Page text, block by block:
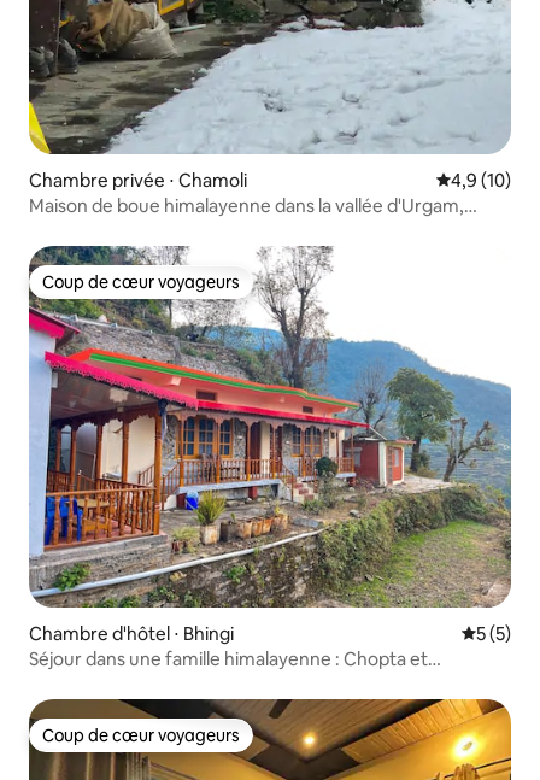
Chambre privée ⋅ Chamoli Évaluation
4,9 (10)
Maison de boue himalayenne dans la vallée d'Urgam,
Coup de cœur voyageurs
Coup de cœur voyageurs
Chambre d'hôtel ⋅ Bhingi
5 (5)
Séjour dans une famille himalayenne : Chopta et
Coup de cœur voyageurs
Coup de cœur voyageurs